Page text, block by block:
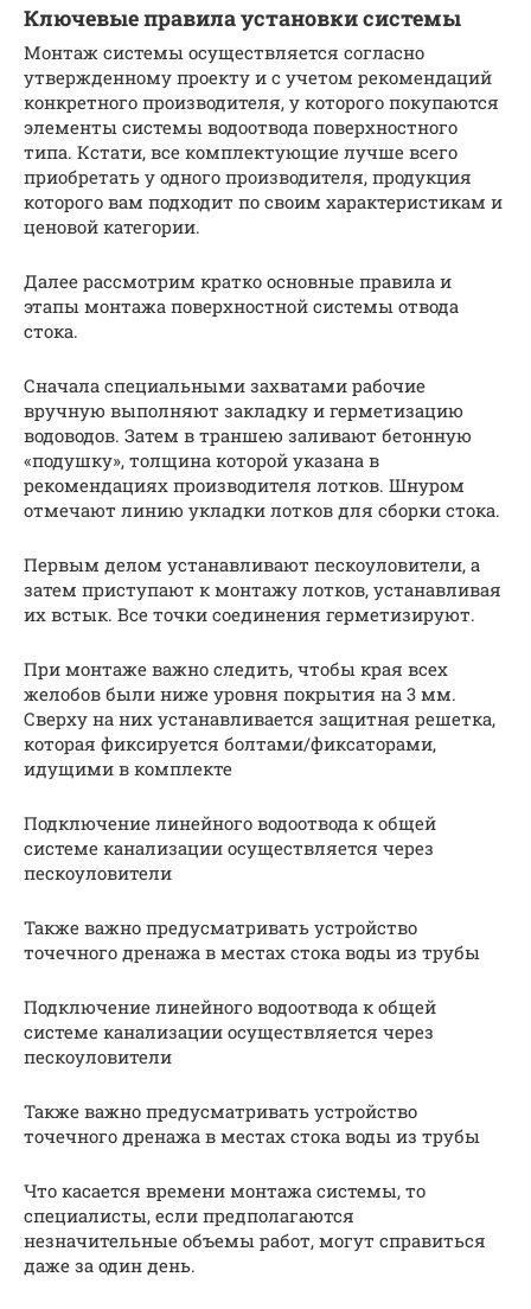
Ключевые правила установки системы
Монтаж системы осуществляется согласно
утвержденному проекту и с учетом рекомендаций
конкретного производителя, у которого покупаются
элементы системы водоотвода поверхностного
типа. Кстати, все комплектующие лучше всего
приобретать у одного производителя, продукция
которого вам подходит по своим характеристикам и
ценовой категории.
Далее рассмотрим кратко основные правила и
этапы монтажа поверхностной системы отвода
стока.
Сначала специальными захватами рабочие
вручную выполняют закладку и герметизацию
водоводов. Затем в траншею заливают бетонную
«подушку», толщина которой указана в
рекомендациях производителя лотков. Шнуром
отмечают линию укладки лотков для сборки стока.
Первым делом устанавливают пескоуловители, а
затем приступают к монтажу лотков, устанавливая
их встык. Все точки соединения герметизируют.
При монтаже важно следить, чтобы края всех
желобов были ниже уровня покрытия на 3 мм.
Сверху на них устанавливается защитная решетка,
которая фиксируется болтами/фиксаторами,
идущими в комплекте
Подключение линейного водоотвода к общей
системе канализации осуществляется через
пескоуловители
Также важно предусматривать устройство
точечного дренажа в местах стока воды из трубы
Подключение линейного водоотвода к общей
системе канализации осуществляется через
пескоуловители
Также важно предусматривать устройство
точечного дренажа в местах стока воды из трубы
Что касается времени монтажа системы, то
специалисты, если предполагаются
незначительные объемы работ, могут справиться
даже за один день.